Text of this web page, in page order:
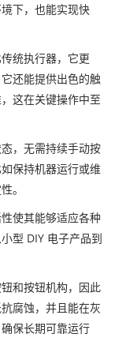
下，也能实现快
统执行器，它更
还能提供出色的触
这在关键操作中至
，无需持续手动按
保持机器运行或维
。
使其能够适应各种
型 DIY 电子产品到
和按钮机构，因此
腐蚀，并且能在灰
保长期可靠运行